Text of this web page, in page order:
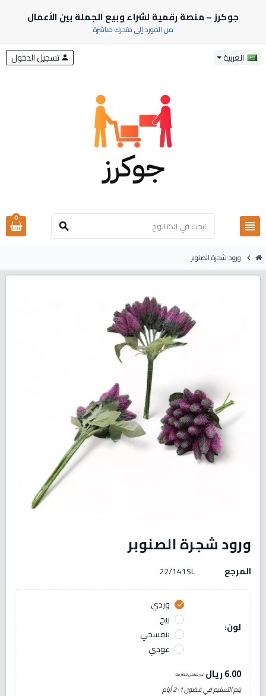
جوكرز – منصة رقمية لشراء وبيع الجملة بين الأعمال
من المورد إلى متجرك مباشرة
العربية
view_headline
search
person تسجيل الدخول
0
chevron_right ورود شجرة الصنوبر
ورود شجرة الصنوبر
المرجع 22/141SL
لون:
check
وردي
بيج
بنفسجي
عودي
6.00 ريال غير شامل للضريبة
يتم التسليم في غضون 1-2 أيام